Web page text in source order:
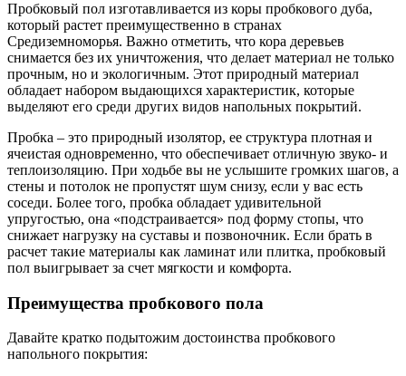
Пробковый пол изготавливается из коры пробкового дуба,
который растет преимущественно в странах
Средиземноморья. Важно отметить, что кора деревьев
снимается без их уничтожения, что делает материал не только
прочным, но и экологичным. Этот природный материал
обладает набором выдающихся характеристик, которые
выделяют его среди других видов напольных покрытий.
Пробка – это природный изолятор, ее структура плотная и
ячеистая одновременно, что обеспечивает отличную звуко- и
теплоизоляцию. При ходьбе вы не услышите громких шагов, а
стены и потолок не пропустят шум снизу, если у вас есть
соседи. Более того, пробка обладает удивительной
упругостью, она «подстраивается» под форму стопы, что
снижает нагрузку на суставы и позвоночник. Если брать в
расчет такие материалы как ламинат или плитка, пробковый
пол выигрывает за счет мягкости и комфорта.
Преимущества пробкового пола
Давайте кратко подытожим достоинства пробкового
напольного покрытия: